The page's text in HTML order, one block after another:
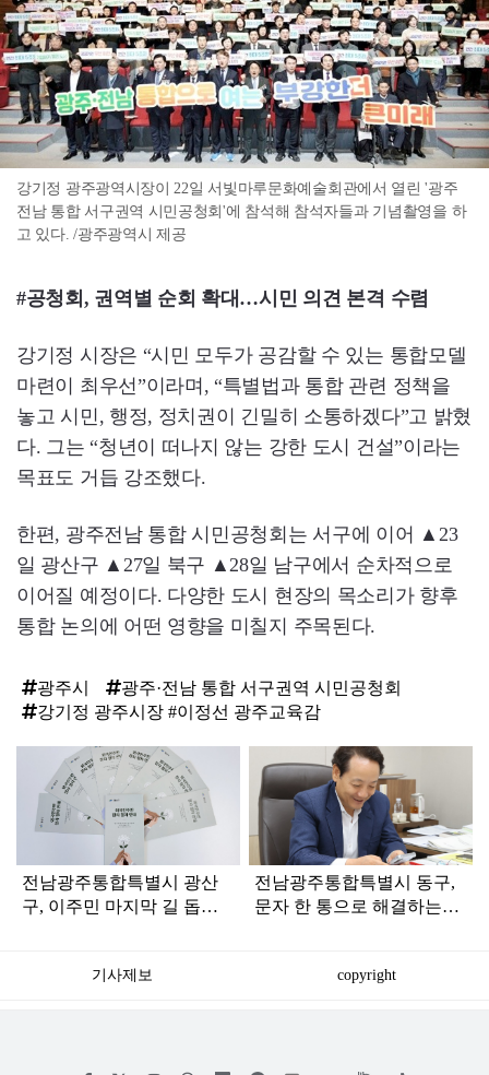
강기정 광주광역시장이 22일 서빛마루문화예술회관에서 열린 '광주
전남 통합 서구권역 시민공청회'에 참석해 참석자들과 기념촬영을 하
고 있다. /광주광역시 제공
#공청회, 권역별 순회 확대…시민 의견 본격 수렴
강기정 시장은 “시민 모두가 공감할 수 있는 통합모델
마련이 최우선”이라며, “특별법과 통합 관련 정책을
놓고 시민, 행정, 정치권이 긴밀히 소통하겠다”고 밝혔
다. 그는 “청년이 떠나지 않는 강한 도시 건설”이라는
목표도 거듭 강조했다.
한편, 광주전남 통합 시민공청회는 서구에 이어 ▲23
일 광산구 ▲27일 북구 ▲28일 남구에서 순차적으로
이어질 예정이다. 다양한 도시 현장의 목소리가 향후
통합 논의에 어떤 영향을 미칠지 주목된다.
광주시
광주·전남 통합 서구권역 시민공청회
강기정 광주시장 #이정선 광주교육감
전남광주통합특별시 광산
구, 이주민 마지막 길 돕는
전남광주통합특별시 동구,
문자 한 통으로 해결하는
기사제보 copyright